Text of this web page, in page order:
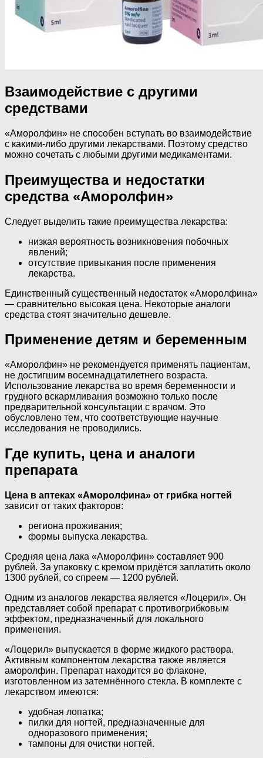
Взаимодействие с другими
средствами
«Аморолфин» не способен вступать во взаимодействие
с какими-либо другими лекарствами. Поэтому средство
можно сочетать с любыми другими медикаментами.
Преимущества и недостатки
средства «Аморолфин»
Следует выделить такие преимущества лекарства:
низкая вероятность возникновения побочных
явлений;
отсутствие привыкания после применения
лекарства.
Единственный существенный недостаток «Аморолфина»
— сравнительно высокая цена. Некоторые аналоги
средства стоят значительно дешевле.
Применение детям и беременным
«Аморолфин» не рекомендуется применять пациентам,
не достигшим восемнадцатилетнего возраста.
Использование лекарства во время беременности и
грудного вскармливания возможно только после
предварительной консультации с врачом. Это
обусловлено тем, что соответствующие научные
исследования не проводились.
Где купить, цена и аналоги
препарата
Цена в аптеках «Аморолфина» от грибка ногтей
зависит от таких факторов:
региона проживания;
формы выпуска лекарства.
Средняя цена лака «Аморолфин» составляет 900
рублей. За упаковку с кремом придётся заплатить около
1300 рублей, со спреем — 1200 рублей.
Одним из аналогов лекарства является «Лоцерил». Он
представляет собой препарат с противогрибковым
эффектом, предназначенный для локального
применения.
«Лоцерил» выпускается в форме жидкого раствора.
Активным компонентом лекарства также является
аморолфин. Препарат находится во флаконе,
изготовленном из затемнённого стекла. В комплекте с
лекарством имеются:
удобная лопатка;
пилки для ногтей, предназначенные для
одноразового применения;
тампоны для очистки ногтей.